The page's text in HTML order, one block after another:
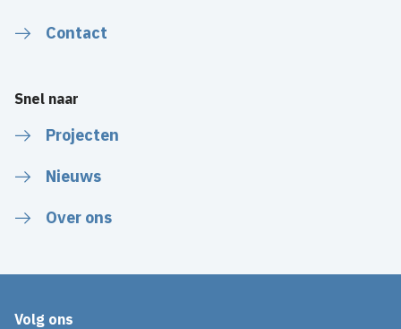
Contact
Snel naar
Projecten
Nieuws
Over ons
Volg ons